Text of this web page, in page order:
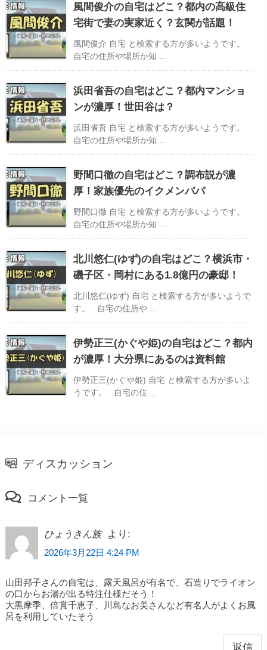
風間俊介の自宅はどこ？都内の高級住
宅街で妻の実家近く？玄関が話題！
風間俊介 自宅 と検索する方が多いようです。
自宅の住所や場所か知 ...
浜田省吾の自宅はどこ？都内マンショ
ンが濃厚！世田谷は？
浜田省吾 自宅 と検索する方が多いようです。
自宅の住所や場所か知 ...
野間口徹の自宅はどこ？調布説が濃
厚！家族優先のイクメンパパ
野間口徹 自宅 と検索する方が多いようです。
自宅の住所や場所か知 ...
北川悠仁(ゆず)の自宅はどこ？横浜市・
磯子区・岡村にある1.8億円の豪邸！
北川悠仁(ゆず) 自宅 と検索する方が多いようで
す。 自宅の住所や ...
伊勢正三(かぐや姫)の自宅はどこ？都内
が濃厚！大分県にあるのは資料館
伊勢正三(かぐや姫) 自宅 と検索する方が多いよ
うです。 自宅の住 ...
ディスカッション
コメント一覧
ひょうきん族 より:
2026年3月22日 4:24 PM
山田邦子さんの自宅は、露天風呂が有名で、石造りでライオン
の口からお湯が出る特注仕様だそう！
大黒摩季、倍賞千恵子、川島なお美さんなど有名人がよくお風
呂を利用していたそう
返信